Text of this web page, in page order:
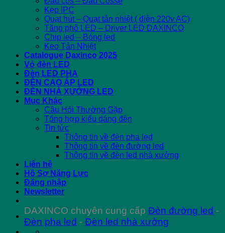
Kẹp IPC
Quạt hút – Quạt tản nhiệt ( điện 220v AC)
Tăng phô LED – Driver LED DAXINCO
Chip led – Bóng led
Keo Tản Nhiệt
Catalogue Daxinco 2025
Vỏ đèn LED
Đèn LED PHA
ĐÈN CAO ÁP LED
ĐÈN NHÀ XƯỞNG LED
Mục Khác
Câu Hỏi Thường Gặp
Tổng hợp kiểu dáng đèn
Tin tức
Thông tin về đèn pha led
Thông tin về đèn đường led
Thông tin về đèn led nhà xưởng
Liên hệ
Hồ Sơ Năng Lực
Đăng nhập
Newsletter
DAXINCO chuyên cung cấp Đèn đường led -
Đèn pha led - Đèn led nhà xưởng